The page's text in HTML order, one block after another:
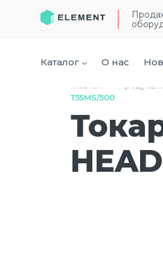
Каталог О нас
Т55МS/500